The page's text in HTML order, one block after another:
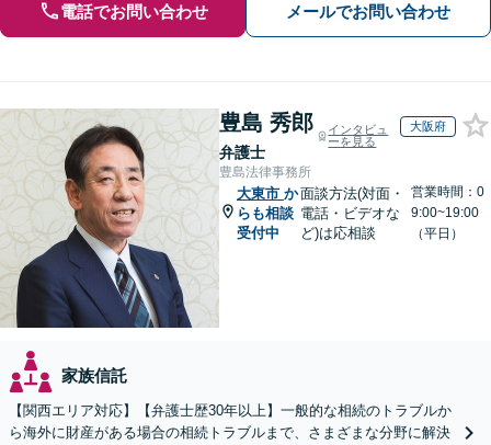
電話でお問い合わせ メールでお問い合わせ
豊島 秀郎
弁護士
インタビュ
ーを見る
大阪府
豊島法律事務所
大東市 か
らも相談
受付中
面談方法(対面・
電話・ビデオな
ど)は応相談
営業時間：0
9:00~19:00
（平日）
家族信託
【関西エリア対応】【弁護士歴30年以上】一般的な相続のトラブルか
ら海外に財産がある場合の相続トラブルまで、さまざまな分野に解決